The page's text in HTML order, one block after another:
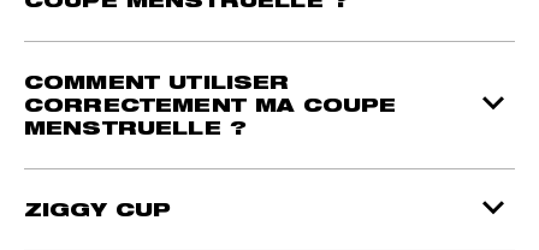
COMMENT UTILISER
CORRECTEMENT MA COUPE
MENSTRUELLE ?
ZIGGY CUP